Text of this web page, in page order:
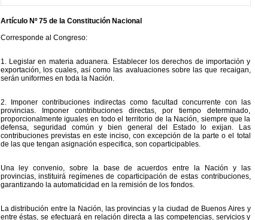
Artículo Nº 75 de la Constitución Nacional
Corresponde al Congreso:
1. Legislar en materia aduanera. Establecer los derechos de importación y
exportación, los cuales, así como las avaluaciones sobre las que recaigan,
serán uniformes en toda la Nación.
2. Imponer contribuciones indirectas como facultad concurrente con las
provincias. Imponer contribuciones directas, por tiempo determinado,
proporcionalmente iguales en todo el territorio de la Nación, siempre que la
defensa, seguridad común y bien general del Estado lo exijan. Las
contribuciones previstas en este inciso, con excepción de la parte o el total
de las que tengan asignación especifica, son coparticipables.
Una ley convenio, sobre la base de acuerdos entre la Nación y las
provincias, instituirá regímenes de coparticipación de estas contribuciones,
garantizando la automaticidad en la remisión de los fondos.
La distribución entre la Nación, las provincias y la ciudad de Buenos Aires y
entre éstas, se efectuará en relación directa a las competencias, servicios y